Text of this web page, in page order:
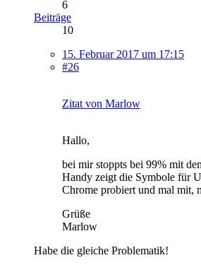
6
Beiträge
10
15. Februar 2017 um 17:15
#26
Zitat von Marlow
Hallo,
bei mir stoppts bei 99% mit
Handy zeigt die Symbole für
Chrome probiert und mal mit,
Grüße
Marlow
Habe die gleiche Problematik!